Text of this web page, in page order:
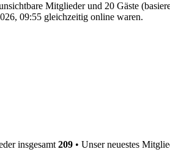
Mitglieder und 20 Gäste
09:55 gleichzeitig online waren.
insgesamt 209 • Unser neuestes